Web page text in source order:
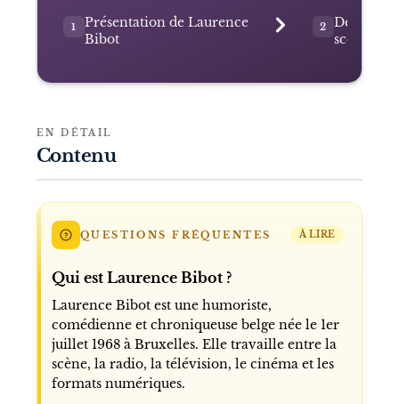
1
Présentation de Laurence
Bibot
2
Des
scène
EN DÉTAIL
Contenu
QUESTIONS FRÉQUENTES À LIRE
Qui est Laurence Bibot ?
Laurence Bibot est une humoriste,
comédienne et chroniqueuse belge née le 1er
juillet 1968 à Bruxelles. Elle travaille entre la
scène, la radio, la télévision, le cinéma et les
formats numériques.